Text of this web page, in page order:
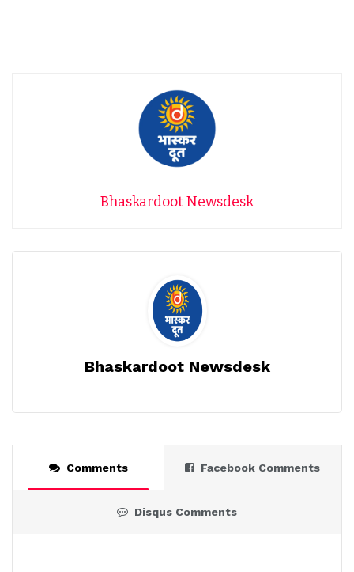
Bhaskardoot Newsdesk
Bhaskardoot Newsdesk
Comments Facebook Comments
Disqus Comments